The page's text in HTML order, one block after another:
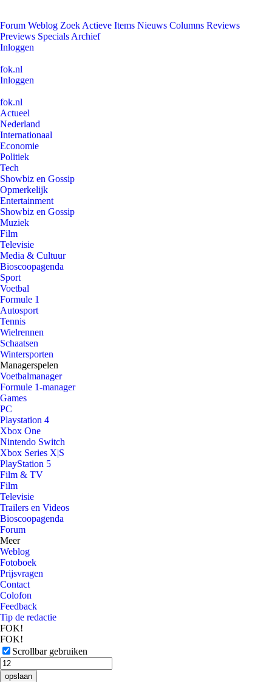
Forum Weblog Zoek Actieve Items Nieuws Columns Reviews
Previews Specials Archief
Inloggen
fok.nl
Inloggen
fok.nl
Actueel
Nederland
Internationaal
Economie
Politiek
Tech
Showbiz en Gossip
Opmerkelijk
Entertainment
Showbiz en Gossip
Muziek
Film
Televisie
Media & Cultuur
Bioscoopagenda
Sport
Voetbal
Formule 1
Autosport
Tennis
Wielrennen
Schaatsen
Wintersporten
Managerspelen
Voetbalmanager
Formule 1-manager
Games
PC
Playstation 4
Xbox One
Nintendo Switch
Xbox Series X|S
PlayStation 5
Film & TV
Film
Televisie
Trailers en Videos
Bioscoopagenda
Forum
Meer
Weblog
Fotoboek
Prijsvragen
Contact
Colofon
Feedback
Tip de redactie
FOK!
FOK!
Scrollbar gebruiken
opslaan